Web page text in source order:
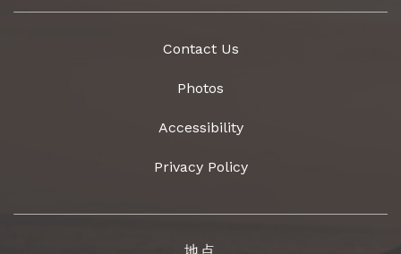
Contact Us
Photos
Accessibility
Privacy Policy
地点